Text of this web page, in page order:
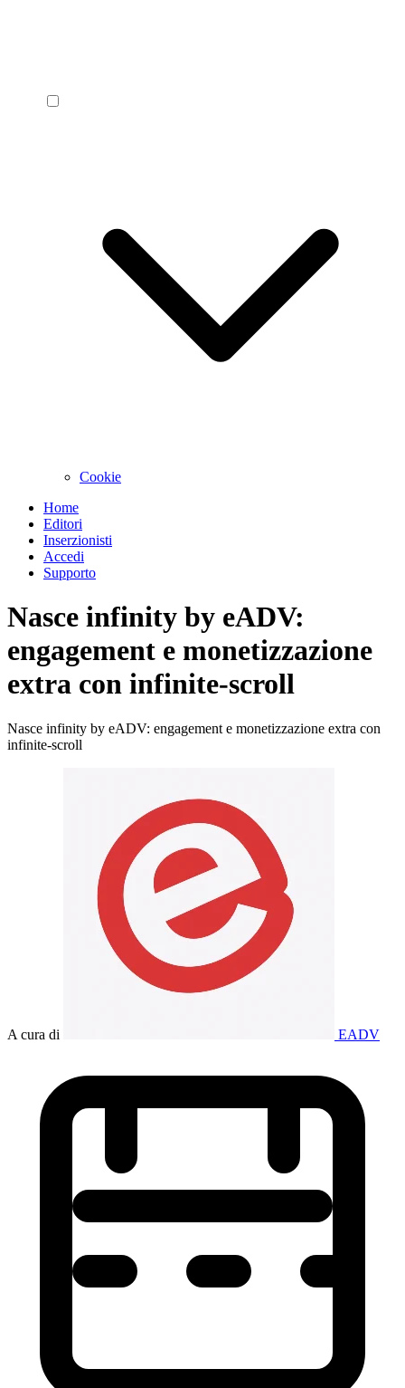
Cookie
Home
Editori
Inserzionisti
Accedi
Supporto
Nasce infinity by eADV:
engagement e monetizzazione
extra con infinite-scroll
Nasce infinity by eADV: engagement e monetizzazione extra con
infinite-scroll
A cura di EADV